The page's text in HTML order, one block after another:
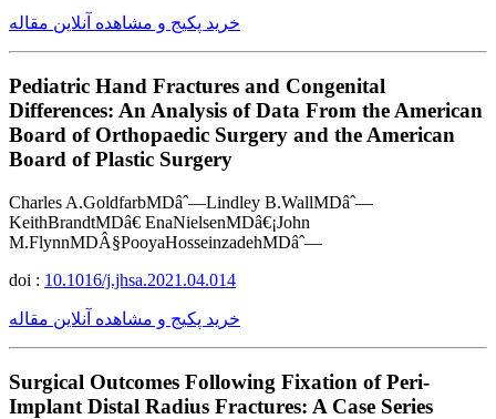
خرید پکیج و مشاهده آنلاین مقاله
Pediatric Hand Fractures and Congenital
Differences: An Analysis of Data From the American
Board of Orthopaedic Surgery and the American
Board of Plastic Surgery
Charles A.GoldfarbMDâˆ—Lindley B.WallMDâˆ—
KeithBrandtMDâ€ EnaNielsenMDâ€¡John
M.FlynnMDÂ§PooyaHosseinzadehMDâˆ—
doi : 10.1016/j.jhsa.2021.04.014
خرید پکیج و مشاهده آنلاین مقاله
Surgical Outcomes Following Fixation of Peri-
Implant Distal Radius Fractures: A Case Series